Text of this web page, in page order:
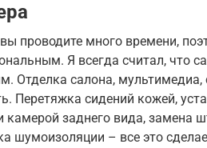
проводите много времени,
Я всегда считал, что
Отделка салона,
Перетяжка сидений кожей,
камерой заднего вида, замена
шумоизоляции – все это